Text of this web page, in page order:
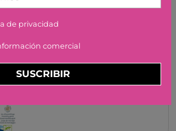
JUEGOS EDUCATIVOS
CASAMIX DJECO
21,90 €
de privacidad
comercial
SUSCRIBIR